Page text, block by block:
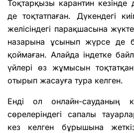
Тоқтарқызы карантин
де тоқтатпаған. Дүкендегі
желісіндегі парақшасына
назарына ұсынып жүрсе де
қоймаған. Алайда індетке
үйлері өз жұмысын
отырып жасауға тура келген.
Енді ол онлайн-сауданың
сөрелеріндегі сапалы
кез келген бұрышына